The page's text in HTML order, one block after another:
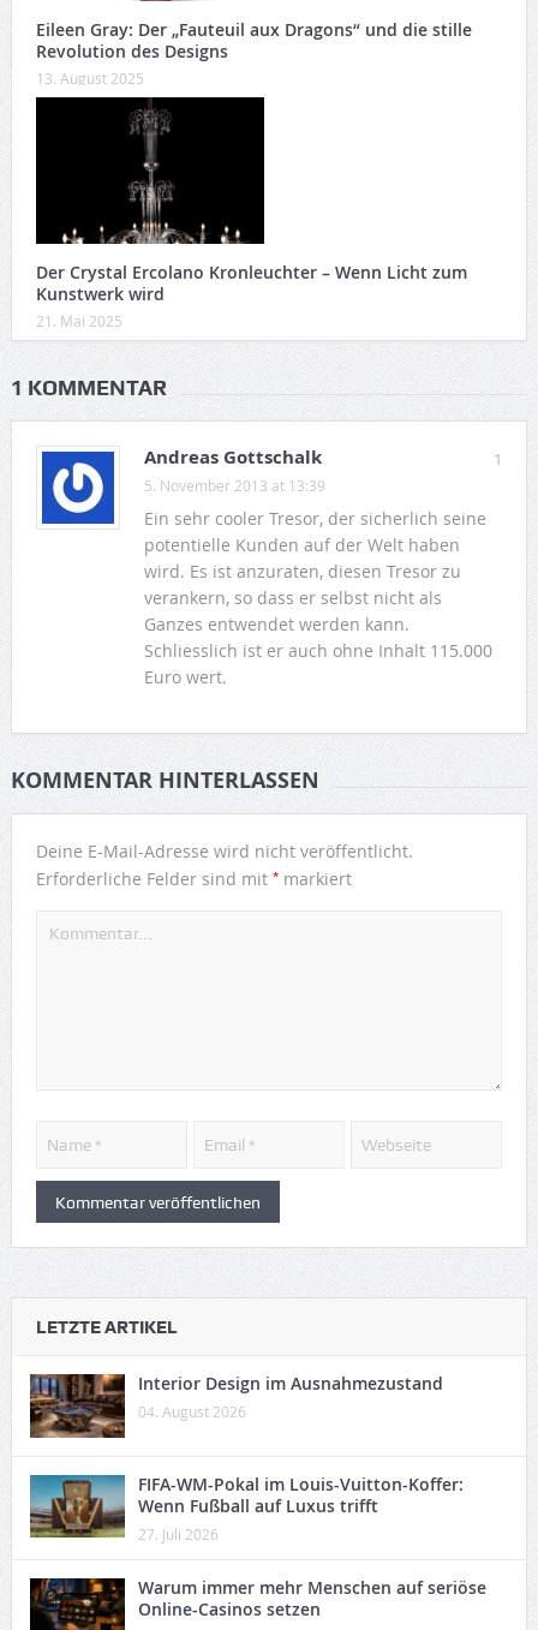
Eileen Gray: Der „Fauteuil aux Dragons“ und die stille
Revolution des Designs
13. August 2025
Der Crystal Ercolano Kronleuchter – Wenn Licht zum
Kunstwerk wird
21. Mai 2025
1 KOMMENTAR
1
Andreas Gottschalk
5. November 2013 at 13:39
Ein sehr cooler Tresor, der sicherlich seine
potentielle Kunden auf der Welt haben
wird. Es ist anzuraten, diesen Tresor zu
verankern, so dass er selbst nicht als
Ganzes entwendet werden kann.
Schliesslich ist er auch ohne Inhalt 115.000
Euro wert.
KOMMENTAR HINTERLASSEN
Deine E-Mail-Adresse wird nicht veröffentlicht.
Erforderliche Felder sind mit *markiert
LETZTE ARTIKEL
Interior Design im Ausnahmezustand
04. August 2026
FIFA-WM-Pokal im Louis-Vuitton-Koffer:
Wenn Fußball auf Luxus trifft
27. Juli 2026
Warum immer mehr Menschen auf seriöse
Online-Casinos setzen